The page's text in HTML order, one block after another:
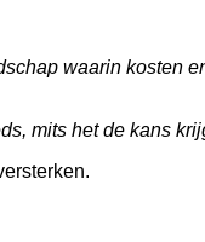
waarin kosten
mits het de kans